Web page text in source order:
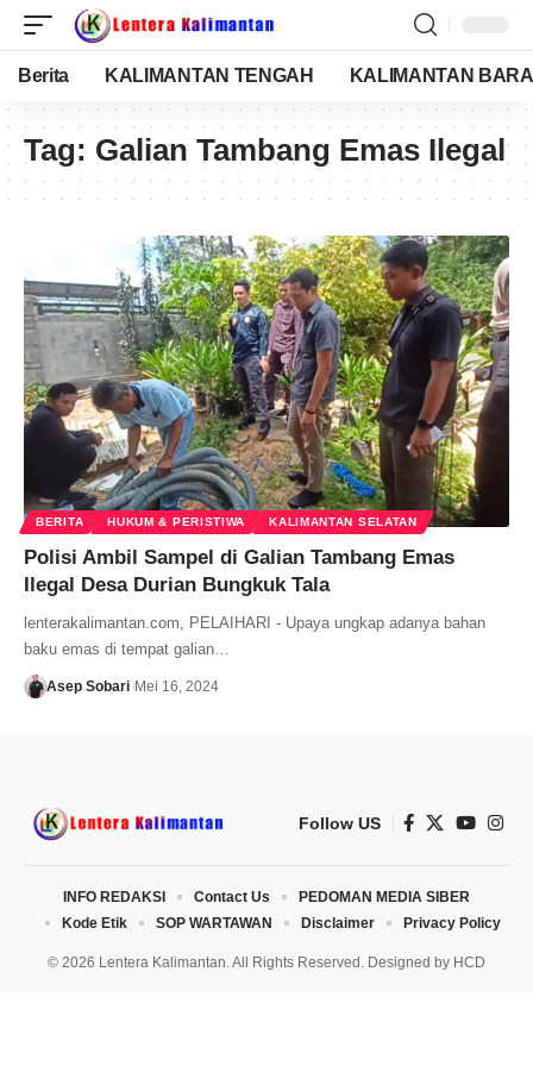
Berita KALIMANTAN TENGAH KALIMANTAN
Tag: Galian Tambang Emas Ilegal
BERITA HUKUM & PERISTIWA KALIMANTAN SELATAN
Polisi Ambil Sampel di Galian Tambang Emas
Ilegal Desa Durian Bungkuk Tala
lenterakalimantan.com, PELAIHARI - Upaya ungkap adanya bahan
baku emas di tempat galian…
Asep Sobari Mei 16, 2024
Follow US
© 2026 Lentera Kalimantan. All Rights Reserved. Designed by HCD
INFO REDAKSI Contact Us
PEDOMAN MEDIA SIBER
Kode Etik
SOP WARTAWAN Disclaimer Privacy Policy